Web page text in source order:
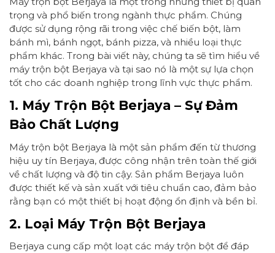
trọng và phổ biến trong ngành thực phẩm. Chúng
được sử dụng rộng rãi trong việc chế biến bột, làm
bánh mì, bánh ngọt, bánh pizza, và nhiều loại thực
phẩm khác. Trong bài viết này, chúng ta sẽ tìm hiểu về
máy trộn bột Berjaya và tại sao nó là một sự lựa chọn
tốt cho các doanh nghiệp trong lĩnh vực thực phẩm.
1. Máy Trộn Bột Berjaya – Sự Đảm
Bảo Chất Lượng
Máy trộn bột Berjaya là một sản phẩm đến từ thương
hiệu uy tín Berjaya, được công nhận trên toàn thế giới
về chất lượng và độ tin cậy. Sản phẩm Berjaya luôn
được thiết kế và sản xuất với tiêu chuẩn cao, đảm bảo
rằng bạn có một thiết bị hoạt động ổn định và bền bỉ.
2. Loại Máy Trộn Bột Berjaya
Berjaya cung cấp một loạt các máy trộn bột để đáp